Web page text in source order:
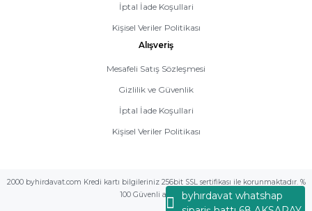
byhırdavat whatshap
İptal İade Koşullari
Kişisel Veriler Politikası
Alışveriş
Mesafeli Satış Sözleşmesi
Gizlilik ve Güvenlik
İptal İade Koşullari
Kişisel Veriler Politikası
2000 byhirdavat.com Kredi kartı bilgileriniz 256bit SSL sertifikası ile korunmaktadır. %
100 Güvenli alış veriş